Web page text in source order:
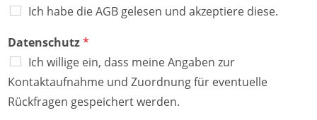
Ich habe die AGB gelesen und akzeptiere diese.
Datenschutz*
Ich willige ein, dass meine Angaben zur
Kontaktaufnahme und Zuordnung für eventuelle
Rückfragen gespeichert werden.